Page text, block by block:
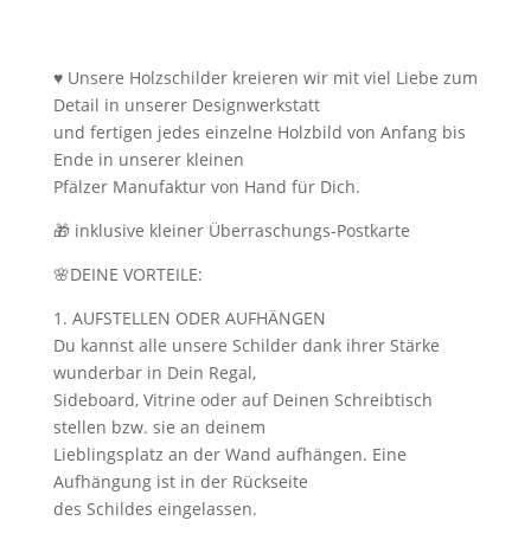
♥ Unsere Holzschilder kreieren wir mit viel Liebe zum
Detail in unserer Designwerkstatt
und fertigen jedes einzelne Holzbild von Anfang bis
Ende in unserer kleinen
Pfälzer Manufaktur von Hand für Dich.
🎁 inklusive kleiner Überraschungs-Postkarte
🌸DEINE VORTEILE:
1. AUFSTELLEN ODER AUFHÄNGEN
Du kannst alle unsere Schilder dank ihrer Stärke
wunderbar in Dein Regal,
Sideboard, Vitrine oder auf Deinen Schreibtisch
stellen bzw. sie an deinem
Lieblingsplatz an der Wand aufhängen. Eine
Aufhängung ist in der Rückseite
des Schildes eingelassen.